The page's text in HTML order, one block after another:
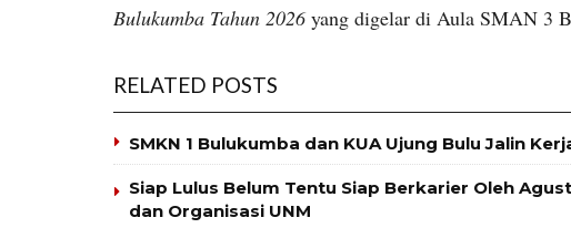
Bulukumba Tahun 2026yang digelar di Aula SMAN 3
RELATED POSTS
SMKN 1 Bulukumba dan KUA Ujung Bulu Jalin
Siap Lulus Belum Tentu Siap Berkarier Oleh
dan Organisasi UNM